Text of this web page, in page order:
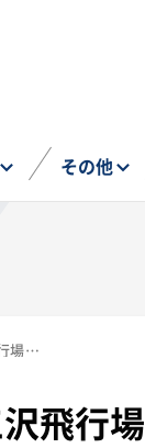
その他
日米合同委員会の合意事案1件を公表 三沢飛行場の追加財産の限定使用について（9月5日）
飛行場